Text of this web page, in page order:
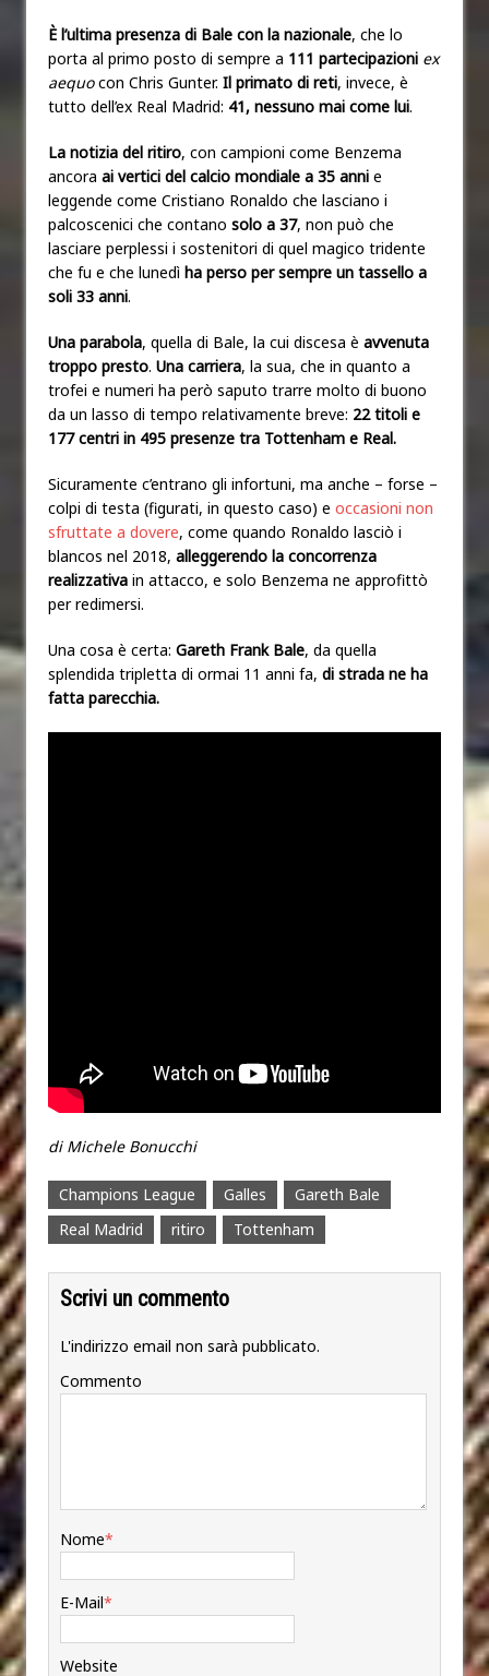
È l’ultima presenza di Bale con la nazionale, che lo
porta al primo posto di sempre a 111 partecipazioni ex
aequocon Chris Gunter. Il primato di reti, invece, è
tutto dell’ex Real Madrid: 41, nessuno mai come lui.
La notizia del ritiro, con campioni come Benzema
ancora ai vertici del calcio mondiale a 35 anni e
leggende come Cristiano Ronaldo che lasciano i
palcoscenici che contano solo a 37, non può che
lasciare perplessi i sostenitori di quel magico tridente
che fu e che lunedì ha perso per sempre un tassello a
soli 33 anni.
Una parabola, quella di Bale, la cui discesa è avvenuta
troppo presto. Una carriera, la sua, che in quanto a
trofei e numeri ha però saputo trarre molto di buono
da un lasso di tempo relativamente breve: 22 titoli e
177 centri in 495 presenze tra Tottenham e Real.
Sicuramente c’entrano gli infortuni, ma anche – forse –
colpi di testa (figurati, in questo caso) e occasioni non
sfruttate a dovere, come quando Ronaldo lasciò i
blancos nel 2018, alleggerendo la concorrenza
realizzativa in attacco, e solo Benzema ne approfittò
per redimersi.
Una cosa è certa: Gareth Frank Bale, da quella
splendida tripletta di ormai 11 anni fa, di strada ne ha
fatta parecchia.
di Michele Bonucchi
Champions League Galles
Gareth Bale
Real Madrid
ritiro Tottenham
Scrivi un commento
L'indirizzo email non sarà pubblicato.
Commento
Nome*
E-Mail*
Website